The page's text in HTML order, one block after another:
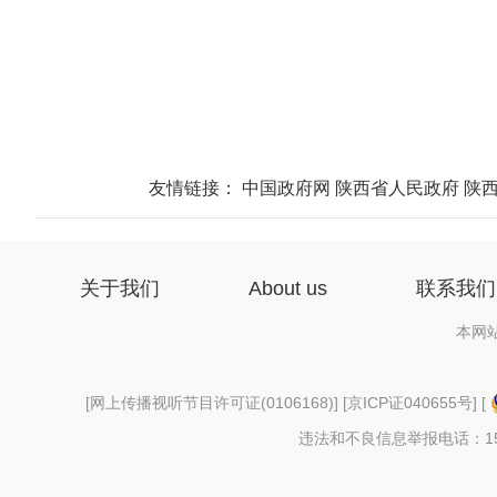
友情链接： 中国政府网 陕西省人民政府 陕
关于我们 About us 联系我们
本网
[网上传播视听节目许可证(0106168)] [京ICP证040655号] [
违法和不良信息举报电话：